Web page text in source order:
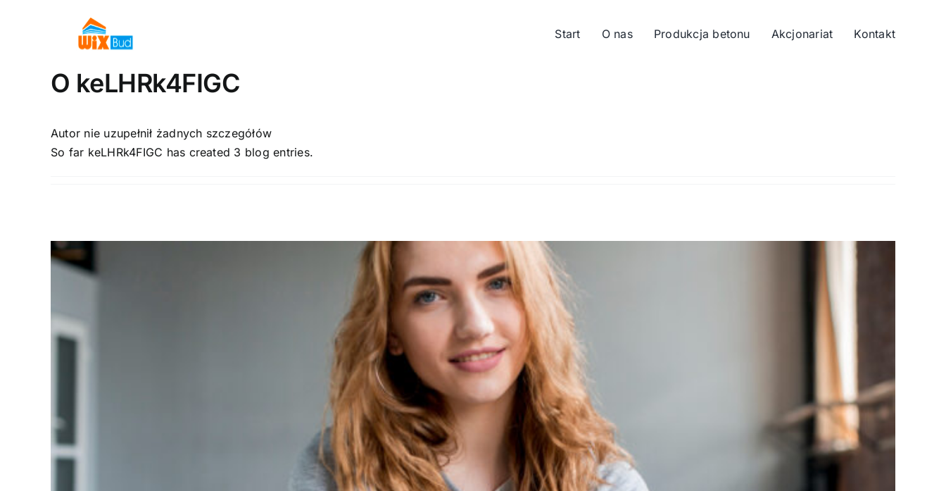
Start O nas Produkcja betonu Akcjonariat Kontakt
O keLHRk4FIGC
Autor nie uzupełnił żadnych szczegółów
So far keLHRk4FIGC has created 3 blog entries.